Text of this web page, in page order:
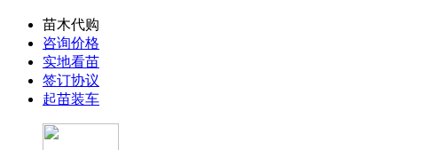
苗木代购
咨询价格
实地看苗
签订协议
起苗装车